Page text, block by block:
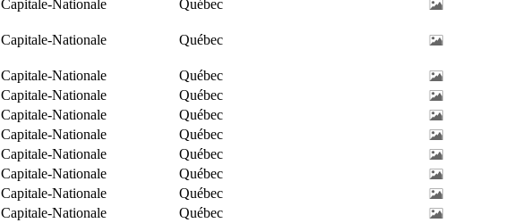
Capitale-Nationale
Québec
Capitale-Nationale Québec
Capitale-Nationale
Québec
Capitale-Nationale
Québec
Capitale-Nationale
Québec
Capitale-Nationale
Québec
Capitale-Nationale
Québec
Capitale-Nationale
Québec
Capitale-Nationale
Québec
Capitale-Nationale
Québec